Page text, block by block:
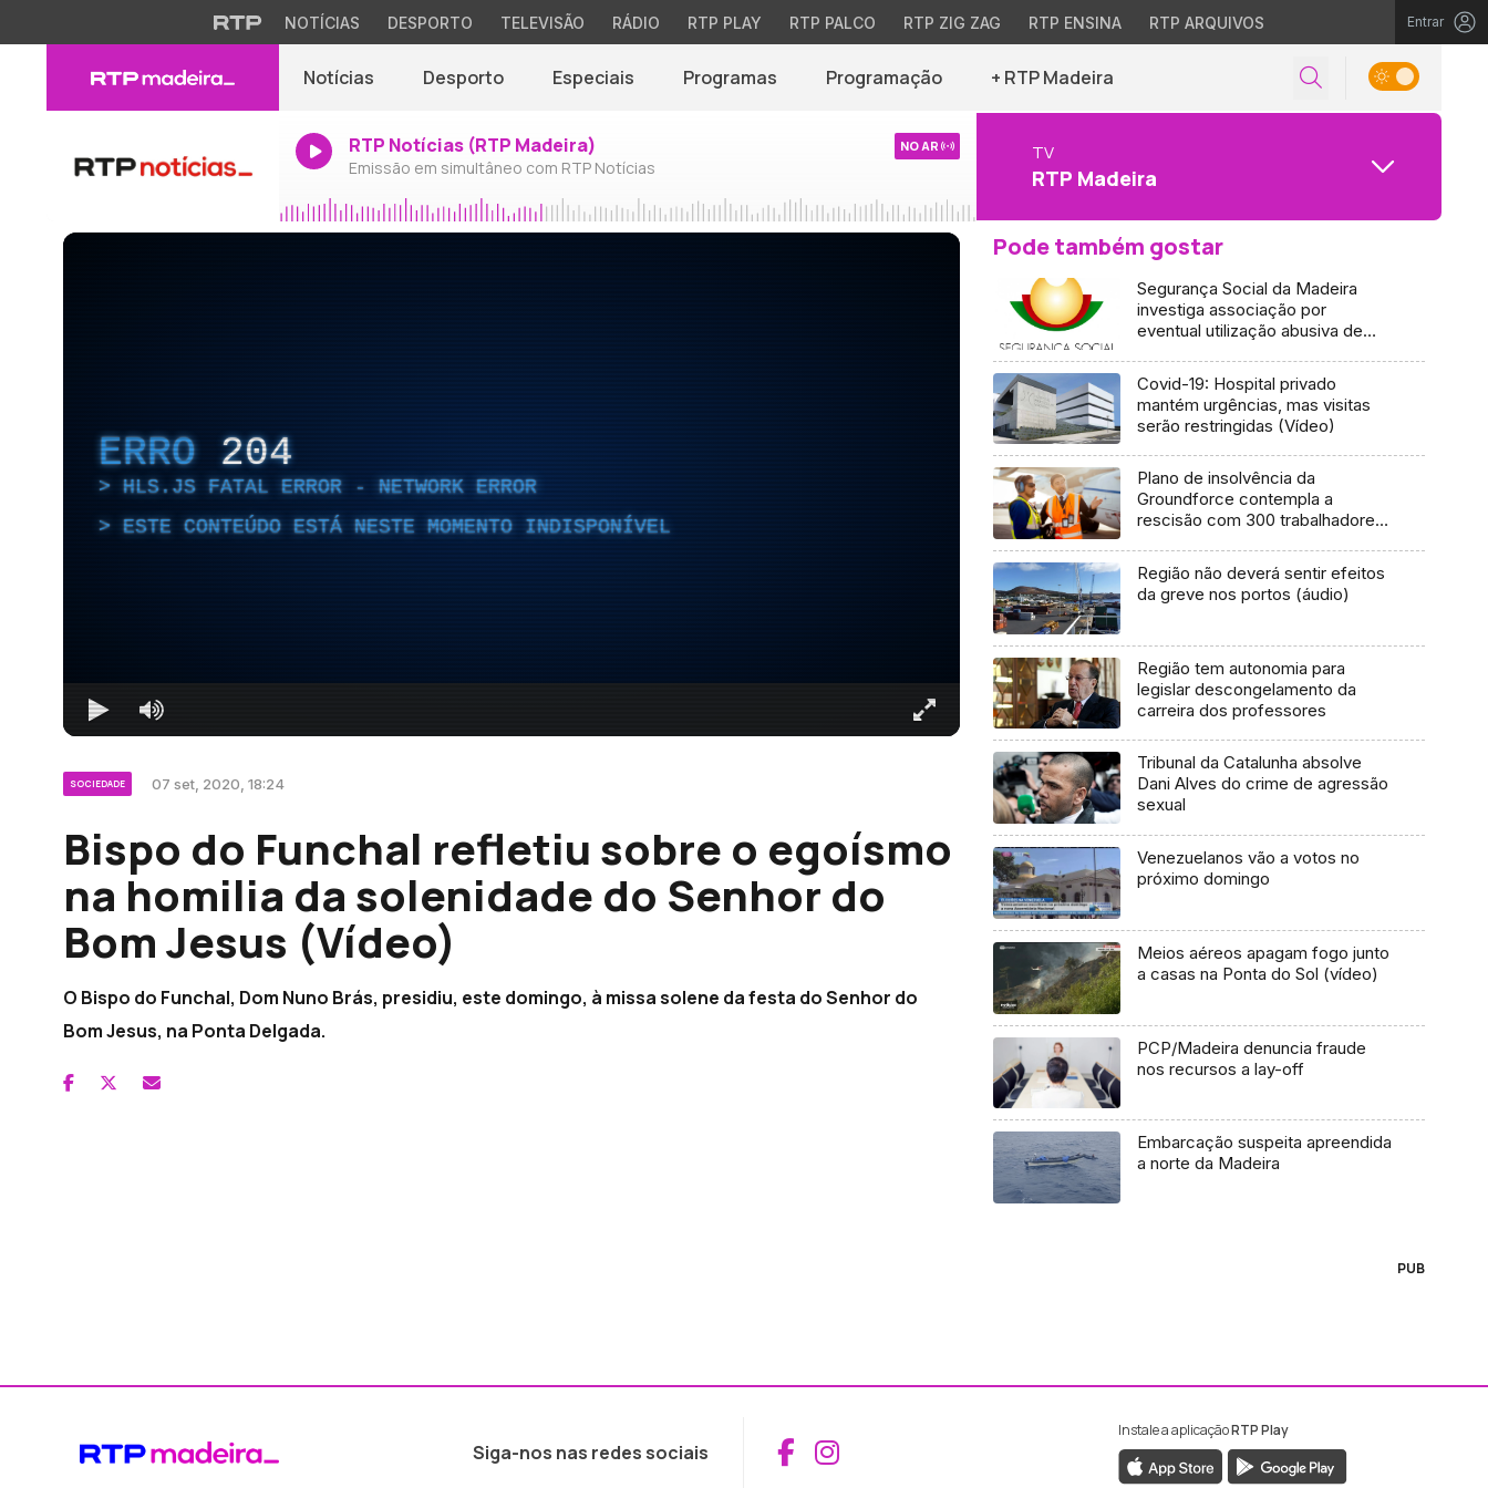
NOTÍCIAS DESPORTO TELEVISÃO RÁDIO RTP PLAY RTP PALCO RTP ZIG ZAG RTP ENSINA RTP ARQUIVOS Entrar
Notícias Desporto Especiais Programas Programação + RTP Madeira
RTP Notícias (RTP Madeira)
Emissão em simultâneo com RTP Notícias
NO AR TV
RTP Madeira
ERRO 204
HLS.JS FATAL ERROR - NETWORK ERROR
ESTE CONTEÚDO ESTÁ NESTE MOMENTO INDISPONÍVEL
SOCIEDADE 07 set, 2020, 18:24
Bispo do Funchal refletiu sobre o egoísmo
na homilia da solenidade do Senhor do
Bom Jesus (Vídeo)
O Bispo do Funchal, Dom Nuno Brás, presidiu, este domingo, à missa solene da festa do Senhor do
Bom Jesus, na Ponta Delgada.
Pode também gostar
Segurança Social da Madeira
investiga associação por
eventual utilização abusiva de
Covid-19: Hospital privado
mantém urgências, mas visitas
serão restringidas (Vídeo)
Plano de insolvência da
Groundforce contempla a
rescisão com 300 trabalhadores
Região não deverá sentir efeitos
da greve nos portos (áudio)
Região tem autonomia para
legislar descongelamento da
carreira dos professores
Tribunal da Catalunha absolve
Dani Alves do crime de agressão
sexual
Venezuelanos vão a votos no
próximo domingo
Meios aéreos apagam fogo junto
a casas na Ponta do Sol (vídeo)
PCP/Madeira denuncia fraude
nos recursos a lay-off
Embarcação suspeita apreendida
a norte da Madeira
PUB
Siga-nos nas redes sociais Aceder ao Facebook da RTP Madeira
Aceder ao Instagram da RTP Madeira
Instale a aplicaçãoRTP Play